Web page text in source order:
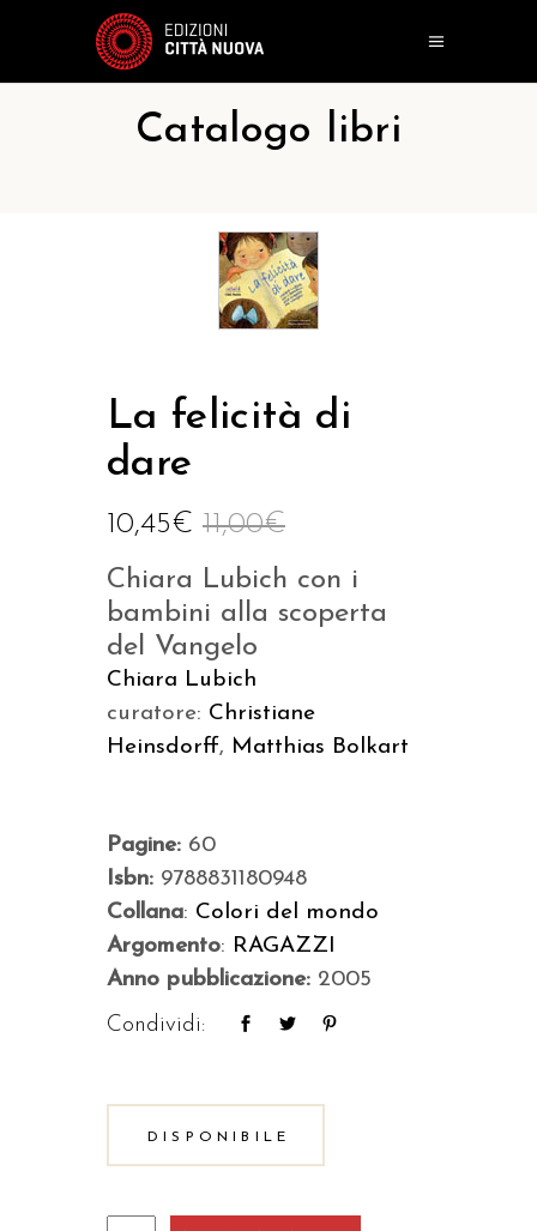
Catalogo libri
La felicità di
dare
11,00€
10,45€
Chiara Lubich con i
bambini alla scoperta
del Vangelo
Chiara Lubich
curatore: Christiane
Heinsdorff, Matthias Bolkart
Pagine: 60
Isbn: 9788831180948
Collana: Colori del mondo
Argomento: RAGAZZI
Anno pubblicazione: 2005
Condividi:
DISPONIBILE